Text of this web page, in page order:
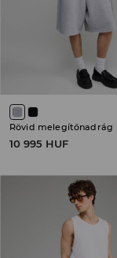
Rövid melegítőnadrág
10 995 HUF